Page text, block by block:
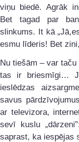
viņu biedē. Agrāk
Bet tagad par
slinkums. It kā
esmu līderis! Bet
Nu tiešām – var
tas ir briesmīgi…
ieslēdzas
savus
ar televizora,
sevī kuslu
saprast, ka iespējas